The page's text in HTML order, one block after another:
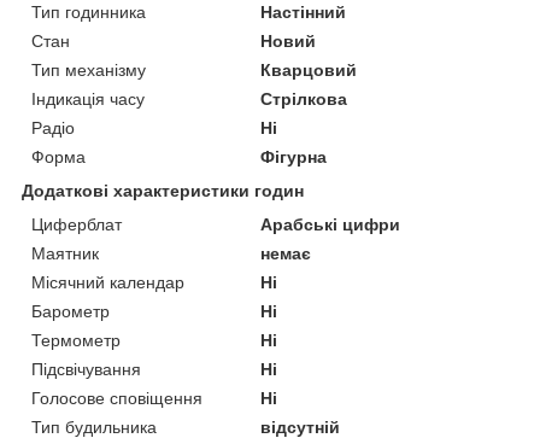
Тип годинника
Настінний
Стан
Новий
Тип механізму
Кварцовий
Індикація часу
Стрілкова
Радіо
Ні
Форма
Фігурна
Додаткові характеристики годин
Циферблат
Арабські цифри
Маятник
немає
Місячний календар
Ні
Барометр
Ні
Термометр
Ні
Підсвічування
Ні
Голосове сповіщення
Ні
Тип будильника
відсутній